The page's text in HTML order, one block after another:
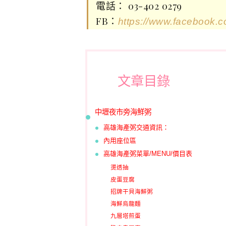
電話： 03-402 0279
FB： https://
文章目錄
中壢夜市旁海鮮粥
高雄海產粥交通資訊：
內用座位區
高雄海產粥菜單/MENU/價目表
燙透抽
皮蛋豆腐
招牌干貝海鮮粥
海鮮烏龍麵
九層塔煎蛋